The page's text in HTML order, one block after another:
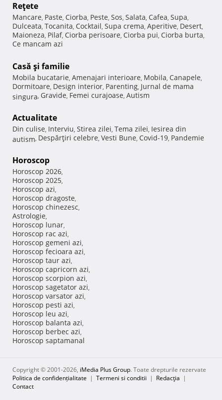
Reţete
Mancare, Paste, Ciorba, Peste, Sos, Salata, Cafea, Supa,
Dulceata, Tocanita, Cocktail, Supa crema, Aperitive, Desert,
Maioneza, Pilaf, Ciorba perisoare, Ciorba pui, Ciorba burta,
Ce mancam azi
Casă şi familie
Mobila bucatarie, Amenajari interioare, Mobila, Canapele,
Dormitoare, Design interior, Parenting, Jurnal de mama
singura, Gravide, Femei curajoase, Autism
Actualitate
Din culise, Interviu, Stirea zilei, Tema zilei, Iesirea din
autism, Despărţiri celebre, Vesti Bune, Covid-19, Pandemie
Horoscop
Horoscop 2026,
Horoscop 2025,
Horoscop azi,
Horoscop dragoste,
Horoscop chinezesc,
Astrologie,
Horoscop lunar,
Horoscop rac azi,
Horoscop gemeni azi,
Horoscop fecioara azi,
Horoscop taur azi,
Horoscop capricorn azi,
Horoscop scorpion azi,
Horoscop sagetator azi,
Horoscop varsator azi,
Horoscop pesti azi,
Horoscop leu azi,
Horoscop balanta azi,
Horoscop berbec azi,
Horoscop saptamanal
Copyright © 2001-2026, iMedia Plus Group. Toate drepturile rezervate
Politica de confidențialitate | Termeni si conditii | Redacţia |
Contact